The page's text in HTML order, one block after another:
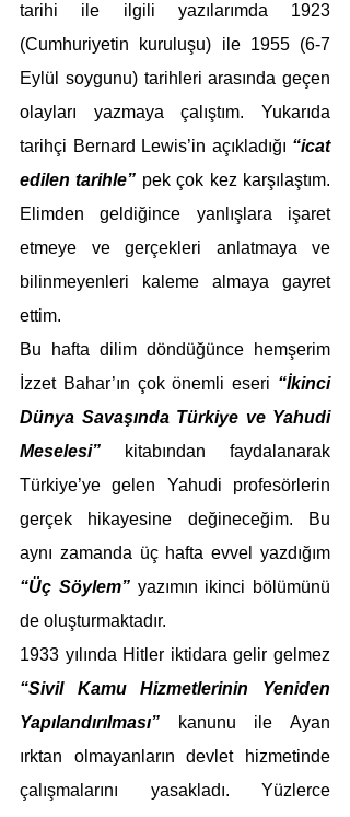
tarihi ile ilgili yazılarımda 1923
(Cumhuriyetin kuruluşu) ile 1955 (6-7
Eylül soygunu) tarihleri arasında geçen
olayları yazmaya çalıştım. Yukarıda
tarihçi Bernard Lewis’in açıkladığı “icat
edilen tarihle” pek çok kez karşılaştım.
Elimden geldiğince yanlışlara işaret
etmeye ve gerçekleri anlatmaya ve
bilinmeyenleri kaleme almaya gayret
ettim.
Bu hafta dilim döndüğünce hemşerim
İzzet Bahar’ın çok önemli eseri “İkinci
Dünya Savaşında Türkiye ve Yahudi
Meselesi”
kitabından faydalanarak
Türkiye’ye gelen Yahudi profesörlerin
gerçek hikayesine değineceğim. Bu
“Üç Söylem” yazımın ikinci bölümünü
de oluşturmaktadır.
“Sivil Kamu Hizmetlerinin Yeniden
Yapılandırılması”
kanunu ile Ayan
ırktan olmayanların devlet hizmetinde
çalışmalarını yasakladı. Yüzlerce